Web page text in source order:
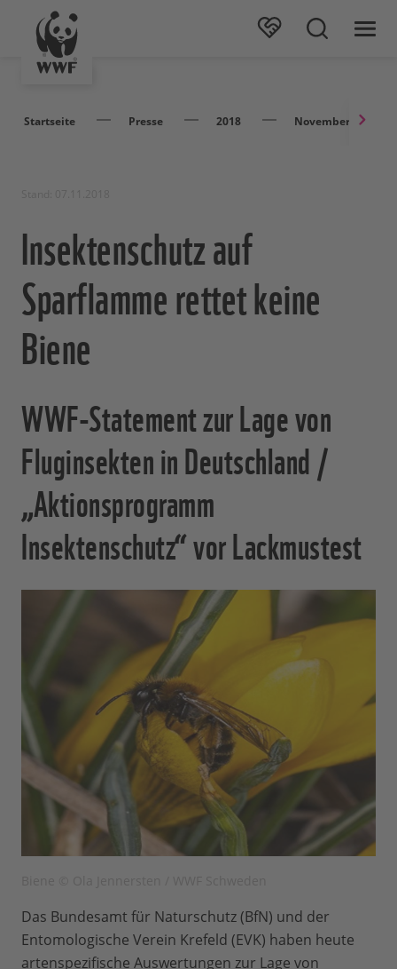
Startseite Presse 2018 November
Insektenschutz auf
Sparflamme rettet keine
Biene
WWF-Statement zur Lage von
Fluginsekten in Deutschland /
„Aktionsprogramm
Insektenschutz“ vor Lackmustest
Das Bundesamt für Naturschutz (BfN) und der
Entomologische Verein Krefeld (EVK) haben heute
artenspezifische Auswertungen zur Lage von